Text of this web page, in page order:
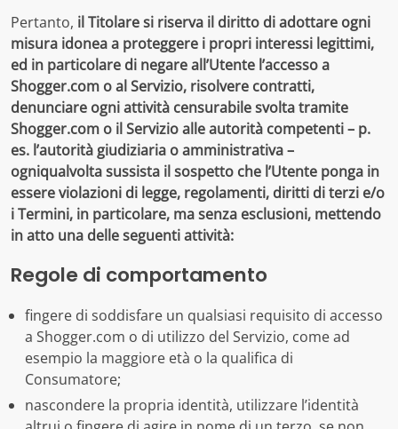
Pertanto, il Titolare si riserva il diritto di adottare ogni
misura idonea a proteggere i propri interessi legittimi,
ed in particolare di negare all’Utente l’accesso a
Shogger.com o al Servizio, risolvere contratti,
denunciare ogni attività censurabile svolta tramite
Shogger.com o il Servizio alle autorità competenti – p.
es. l’autorità giudiziaria o amministrativa –
ogniqualvolta sussista il sospetto che l’Utente ponga in
essere violazioni di legge, regolamenti, diritti di terzi e/o
i Termini, in particolare, ma senza esclusioni, mettendo
in atto una delle seguenti attività:
Regole di comportamento
fingere di soddisfare un qualsiasi requisito di accesso
a Shogger.com o di utilizzo del Servizio, come ad
esempio la maggiore età o la qualifica di
Consumatore;
nascondere la propria identità, utilizzare l’identità